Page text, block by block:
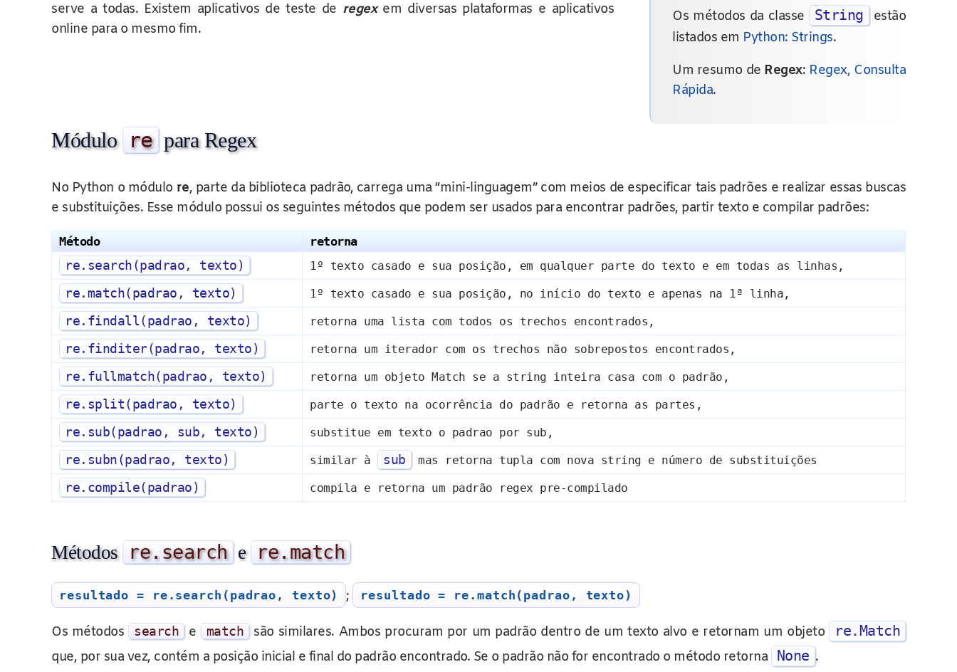
Os métodos da classe String
estão
listados em Python: Strings.
Um resumo de Regex: Regex, Consulta
Rápida.
serve a todas. Existem aplicativos de teste de regexem diversas plataformas e aplicativos
online para o mesmo fim.
Módulo re para Regex
No Python o módulo re, parte da biblioteca padrão, carrega uma “mini-linguagem” com meios de especificar tais padrões e realizar essas buscas
e substituições. Esse módulo possui os seguintes métodos que podem ser usados para encontrar padrões, partir texto e compilar padrões:
Método retorna
re. search(padrao, texto) 1º texto casado e sua posição, em qualquer parte do texto e em todas as linhas,
re. match(padrao , texto) 1º texto casado e sua posição, no início do texto e apenas na 1ª linha,
re. findall(padrao , texto) retorna uma lista com todos os trechos encontrados,
re. finditer(padrao, texto) retorna um iterador com os trechos não sobrepostos encontrados,
re. fullmatch(padrao , texto) retorna um objeto Match se a string inteira casa com o padrão,
re. split(padrao , texto) parte o texto na ocorrência do padrão e retorna as partes,
re. sub(padrao , sub, texto) substitue em texto o padrao por sub,
re. subn(padrao, texto) similar à sub mas retorna tupla com nova string e número de substituições
re. compile(padrao) compila e retorna um padrão regex pre-compilado
Métodos re.search e re.match
resultado = re.search(padrao, texto) ; resultado = re.match(padrao, texto)
Os métodos search e match são similares. Ambos procuram por um padrão dentro de um texto alvo e retornam um objeto re.Match
que, por sua vez, contém a posição inicial e final do padrão encontrado. Se o padrão não for encontrado o método retorna None .